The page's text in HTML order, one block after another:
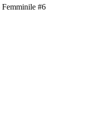
#6